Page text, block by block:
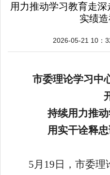
用力推动学习教育走
实绩
2026-05-21 10：
市委理论学习中
持续用力推
用实干诠释
5月19日，市委理